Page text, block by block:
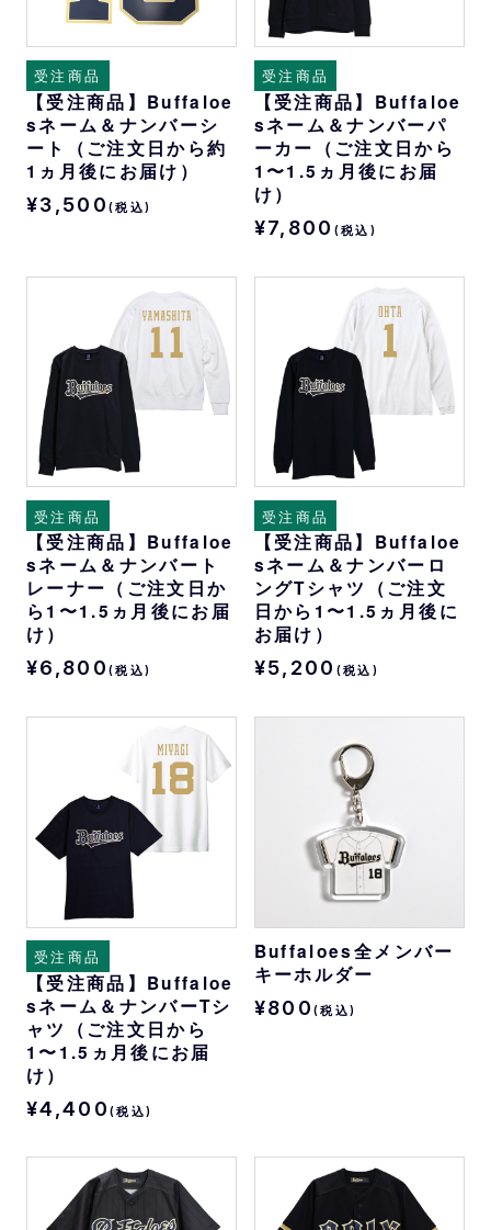
受注商品
【受注商品】Buffaloe
sネーム＆ナンバーシ
ート（ご注文日から約
1ヵ月後にお届け）
¥3,500 (税込)
受注商品
【受注商品】Buffaloe
sネーム＆ナンバーパ
ーカー（ご注文日から
1〜1.5ヵ月後にお届
け）
¥7,800 (税込)
受注商品
【受注商品】Buffaloe
sネーム＆ナンバート
レーナー（ご注文日か
ら1〜1.5ヵ月後にお届
け）
¥6,800 (税込)
受注商品
【受注商品】Buffaloe
sネーム＆ナンバーロ
ングTシャツ（ご注文
日から1〜1.5ヵ月後に
お届け）
¥5,200 (税込)
受注商品
【受注商品】Buffaloe
sネーム＆ナンバーTシ
ャツ（ご注文日から
1〜1.5ヵ月後にお届
け）
¥4,400 (税込)
Buffaloes全メンバー
キーホルダー
¥800(税込)